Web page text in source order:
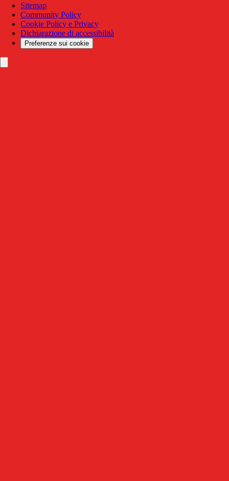
Sitemap
Community Policy
Cookie Policy e Privacy
Dichiarazione di accessibilità
Preferenze sui cookie